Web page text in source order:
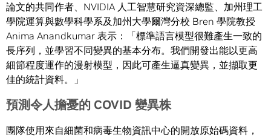
論文的共同作者、NVIDIA 人工智慧研究資深總監、加州理工
學院運算與數學科學系及加州大學爾灣分校 Bren 學院教授
Anima Anandkumar 表示：「標準語言模型很難產生一致的
長序列，並學習不同變異的基本分布。我們開發出能以更高
細節程度運作的漫射模型，因此可產生逼真變異，並擷取更
佳的統計資料。」
預測令人擔憂的 COVID 變異株
團隊使用來自細菌和病毒生物資訊中心的開放原始碼資料，